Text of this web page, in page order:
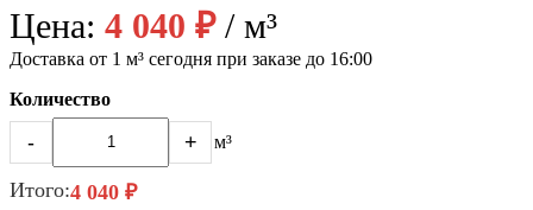
Цена: 4 040 ₽/ м³
Доставка от 1 м³ сегодня при заказе до 16:00
Количество
- + м³
Итого:4 040 ₽